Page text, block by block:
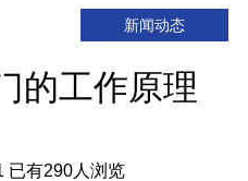
新闻动态
的工作原理
已有290人浏览